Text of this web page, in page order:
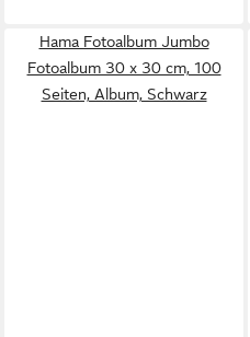
Hama Fotoalbum Jumbo
Fotoalbum 30 x 30 cm, 100
Seiten, Album, Schwarz